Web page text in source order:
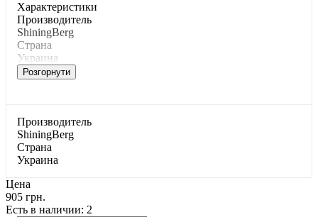
Характеристики
Производитель
ShiningBerg
Страна
Украина
Розгорнути
Производитель
ShiningBerg
Страна
Украина
Цена
905 грн.
Есть в наличии: 2